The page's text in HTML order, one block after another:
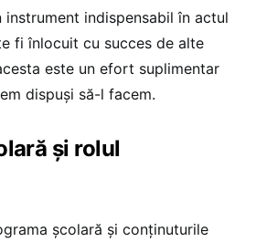
instrument indispensabil în actul
fi înlocuit cu succes de alte
este un efort suplimentar
dispuși să-l facem.
și rolul
școlară și conținuturile